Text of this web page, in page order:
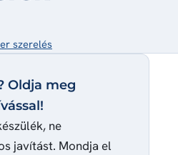
szerelés
Oldja meg
ne
javítást. Mondja el